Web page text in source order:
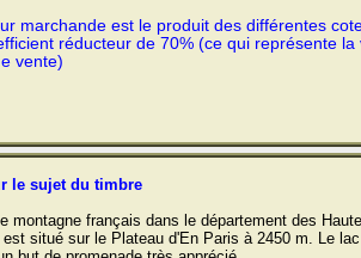
marchande est le produit des différentes
réducteur de 70% (ce qui représente la
vente)
le sujet du timbre
montagne français dans le département des
situé sur le Plateau d'En Paris à 2450 m. Le